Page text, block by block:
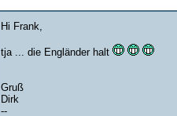
Hi Frank,
tja ... die Engländer halt
Gruß
Dirk
--